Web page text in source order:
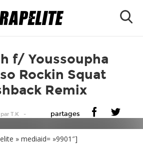
f/ Youssoupha
Rockin Squat
Remix
T.K partages
» mediaid= »9901″]